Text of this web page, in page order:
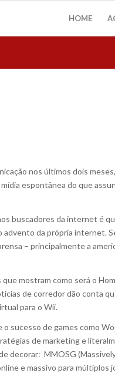
HOME
nos últimos dois
espontânea do que
buscadores da internet é
da própria internet.
– principalmente a
que mostram como será o
de corredor dão conta
para o Wii.
sucesso de games como
de marketing e
decorar: MMOSG
e massivo para múltiplos